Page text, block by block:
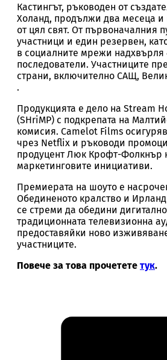
Кастингът, ръководен от
Холанд, продължи два месеца
от цял свят. От първоначалния
участници и един резервен,
в социалните мрежи
последователи. Участниците
страни, включително САЩ,
.
Продукцията е дело на Stream
(SHriMP) с подкрепата на
комисия. Camelot Films
чрез Netflix и ръководи
продуцент Люк Крофт-Фолкнър
маркетинговите инициативи.
Премиерата на шоуто е
Обединеното кралство и
се стреми да обедини
традиционната телевизионна
предоставяйки ново
участниците.
Повече за това прочетете тук.